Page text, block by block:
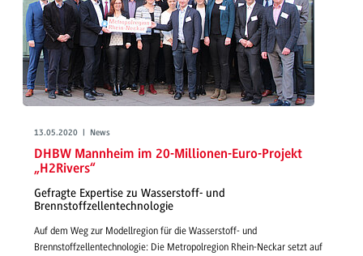
13.05.2020 | News
DHBW Mannheim im 20-Millionen-Euro-Projekt
„H2Rivers“
Gefragte Expertise zu Wasserstoff- und
Brennstoffzellentechnologie
Auf dem Weg zur Modellregion für die Wasserstoff- und
Brennstoffzellentechnologie: Die Metropolregion Rhein-Neckar setzt auf